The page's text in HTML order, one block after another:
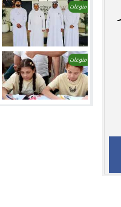
منوعات
منوعات